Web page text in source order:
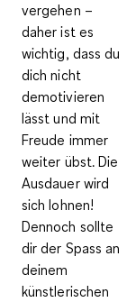
vergehen –
daher ist es
wichtig, dass du
dich nicht
demotivieren
lässt und mit
Freude immer
weiter übst. Die
Ausdauer wird
sich lohnen!
Dennoch sollte
dir der Spass an
deinem
künstlerischen